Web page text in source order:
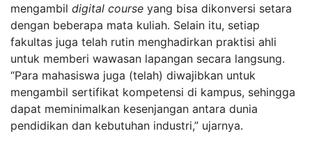
mengambil digital course yang bisa dikonversi setara
dengan beberapa mata kuliah. Selain itu, setiap
fakultas juga telah rutin menghadirkan praktisi ahli
untuk memberi wawasan lapangan secara langsung.
“Para mahasiswa juga (telah) diwajibkan untuk
mengambil sertifikat kompetensi di kampus, sehingga
dapat meminimalkan kesenjangan antara dunia
pendidikan dan kebutuhan industri,” ujarnya.